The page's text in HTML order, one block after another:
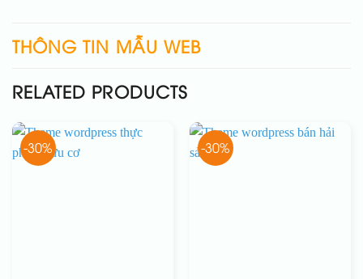
THÔNG TIN MẪU WEB
RELATED PRODUCTS
-30% -30%